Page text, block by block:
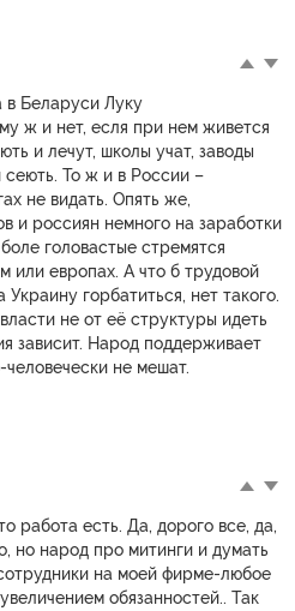
в Беларуси Луку
ж и нет, есля при нем живется
и лечут, школы учат, заводы
сеють. То ж и в России –
не видать. Опять же,
и россиян немного на заработки
головастые стремятся
или европах. А что б трудовой
горбатиться, нет такого.
не от её структуры идеть
зависит. Народ поддерживает
не мешат.
работа есть. Да, дорого все, да,
но народ про митинги и думать
на моей фирме-любое
обязанностей.. Так